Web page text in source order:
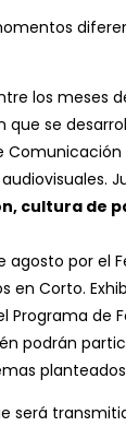
los meses
se
cultura de
por el
Corto.
Programa de
podrán
será